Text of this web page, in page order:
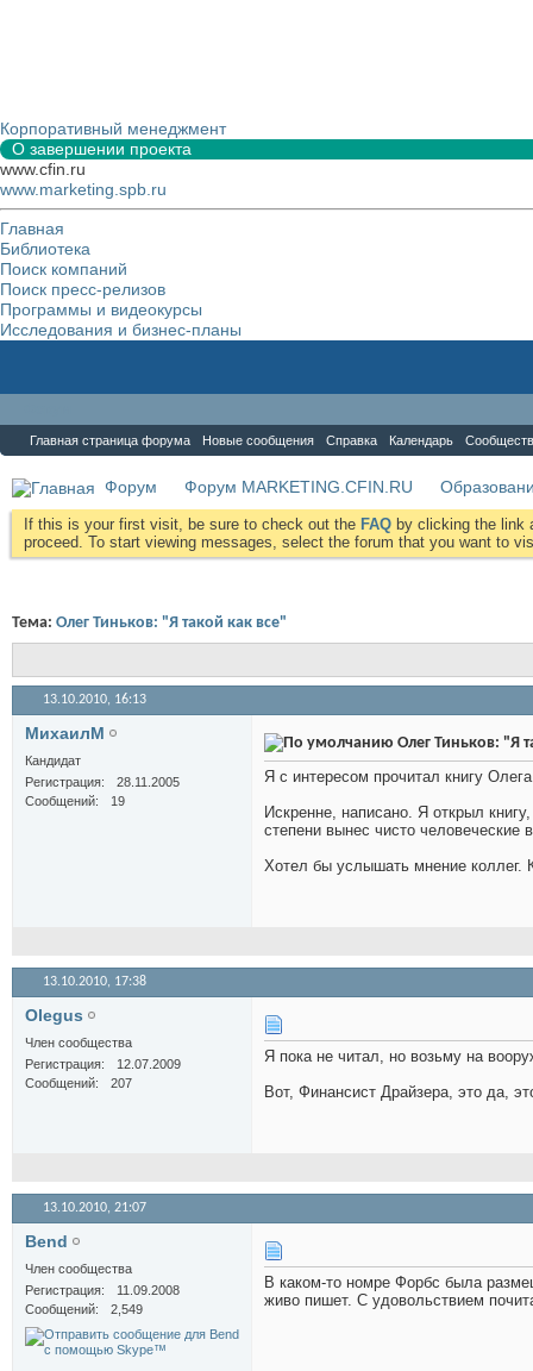
Корпоративный менеджмент
О завершении проекта
www.cfin.ru
www.marketing.spb.ru
Главная
Библиотека
Поиск компаний
Поиск пресс-релизов
Программы и видеокурсы
Исследования и бизнес-планы
Главная страница форума Новые сообщения Справка Календарь
Форум Форум MARKETING.CFIN.RU
If this is your first visit, be sure to check out the FAQ by clicking the link
proceed. To start viewing messages, select the forum that you want to
Тема: Олег Тиньков: "Я такой как все"
13.10.2010, 16:13
МихаилМ
Кандидат
Регистрация
28.11.2005
Сообщений
19
Олег Тиньков: "Я
Я с интересом прочитал книгу
Искренне, написано. Я открыл
степени вынес чисто человеческие
Хотел бы услышать мнение коллег.
13.10.2010, 17:38
Olegus
Член сообщества
Регистрация
12.07.2009
Сообщений
207
Я пока не читал, но возьму на
Вот, Финансист Драйзера, это да,
13.10.2010, 21:07
Bend
Член сообщества
Регистрация
11.09.2008
Сообщений
2,549
В каком-то номре Форбс была
живо пишет. С удовольствием